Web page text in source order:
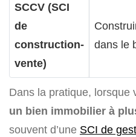
SCCV (SCI
de
construction-
vente)
dans le
Dans la pratique, lorsque
un bien immobilier à
souvent d’une SCI de